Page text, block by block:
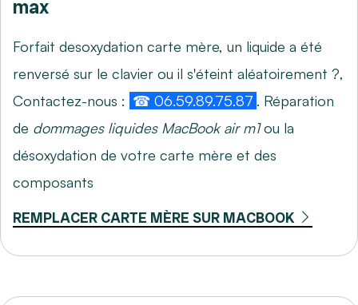
max
Forfait desoxydation carte mère, un liquide a été
renversé sur le clavier ou il s'éteint aléatoirement ?,
Contactez-nous : ☎ 06.59.89.75.87 . Réparation
de dommages liquides MacBook air m1ou la
désoxydation de votre carte mère et des
composants
REMPLACER CARTE MÈRE SUR MACBOOK